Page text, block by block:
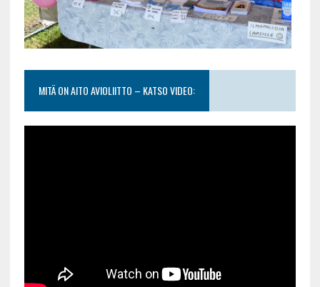
MITÄ ON AITO AVIOLIITTO – KATSO VIDEO: